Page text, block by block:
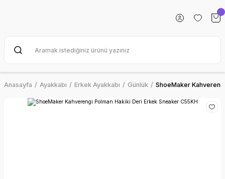
Anasayfa Ayakkabı Erkek Ayakkabı Günlük ShoeMaker